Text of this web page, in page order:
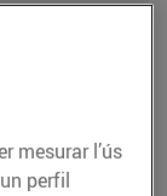
mesurar l’ús
perfil